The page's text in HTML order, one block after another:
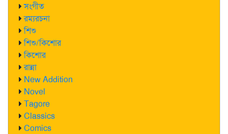
সংগীত
রম্যরচনা
শিশু
শিশু/কিশোর
কিশোর
রান্না
New Addition
Novel
Tagore
Classics
Comics